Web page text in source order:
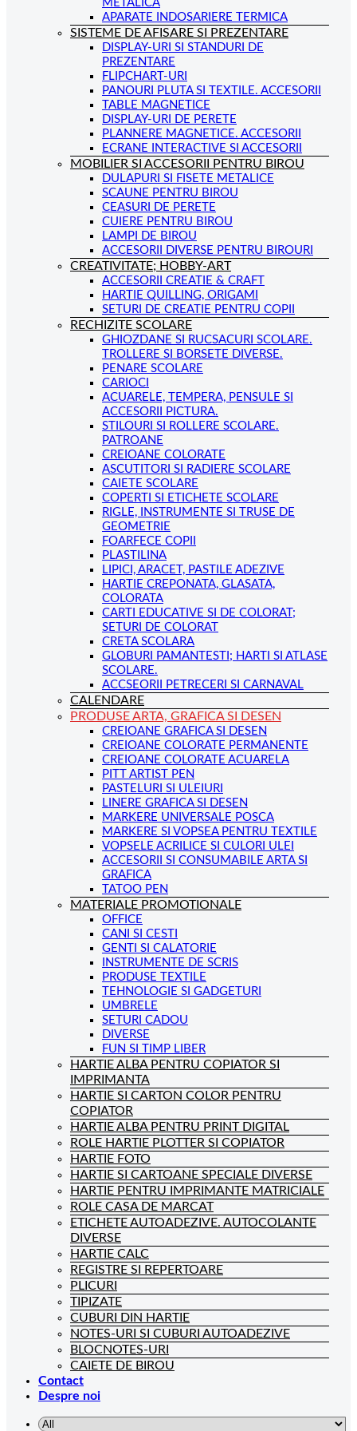
METALICA
APARATE INDOSARIERE TERMICA
SISTEME DE AFISARE SI PREZENTARE
DISPLAY-URI SI STANDURI DE
PREZENTARE
FLIPCHART-URI
PANOURI PLUTA SI TEXTILE. ACCESORII
TABLE MAGNETICE
DISPLAY-URI DE PERETE
PLANNERE MAGNETICE. ACCESORII
ECRANE INTERACTIVE SI ACCESORII
MOBILIER SI ACCESORII PENTRU BIROU
DULAPURI SI FISETE METALICE
SCAUNE PENTRU BIROU
CEASURI DE PERETE
CUIERE PENTRU BIROU
LAMPI DE BIROU
ACCESORII DIVERSE PENTRU BIROURI
CREATIVITATE; HOBBY-ART
ACCESORII CREATIE & CRAFT
HARTIE QUILLING, ORIGAMI
SETURI DE CREATIE PENTRU COPII
RECHIZITE SCOLARE
GHIOZDANE SI RUCSACURI SCOLARE.
TROLLERE SI BORSETE DIVERSE.
PENARE SCOLARE
CARIOCI
ACUARELE, TEMPERA, PENSULE SI
ACCESORII PICTURA.
STILOURI SI ROLLERE SCOLARE.
PATROANE
CREIOANE COLORATE
ASCUTITORI SI RADIERE SCOLARE
CAIETE SCOLARE
COPERTI SI ETICHETE SCOLARE
RIGLE, INSTRUMENTE SI TRUSE DE
GEOMETRIE
FOARFECE COPII
PLASTILINA
LIPICI, ARACET, PASTILE ADEZIVE
HARTIE CREPONATA, GLASATA,
COLORATA
CARTI EDUCATIVE SI DE COLORAT;
SETURI DE COLORAT
CRETA SCOLARA
GLOBURI PAMANTESTI; HARTI SI ATLASE
SCOLARE.
ACCSEORII PETRECERI SI CARNAVAL
CALENDARE
PRODUSE ARTA, GRAFICA SI DESEN
CREIOANE GRAFICA SI DESEN
CREIOANE COLORATE PERMANENTE
CREIOANE COLORATE ACUARELA
PITT ARTIST PEN
PASTELURI SI ULEIURI
LINERE GRAFICA SI DESEN
MARKERE UNIVERSALE POSCA
MARKERE SI VOPSEA PENTRU TEXTILE
VOPSELE ACRILICE SI CULORI ULEI
ACCESORII SI CONSUMABILE ARTA SI
GRAFICA
TATOO PEN
MATERIALE PROMOTIONALE
OFFICE
CANI SI CESTI
GENTI SI CALATORIE
INSTRUMENTE DE SCRIS
PRODUSE TEXTILE
TEHNOLOGIE SI GADGETURI
UMBRELE
SETURI CADOU
DIVERSE
FUN SI TIMP LIBER
HARTIE ALBA PENTRU COPIATOR SI
IMPRIMANTA
HARTIE SI CARTON COLOR PENTRU
COPIATOR
HARTIE ALBA PENTRU PRINT DIGITAL
ROLE HARTIE PLOTTER SI COPIATOR
HARTIE FOTO
HARTIE SI CARTOANE SPECIALE DIVERSE
HARTIE PENTRU IMPRIMANTE MATRICIALE
ROLE CASA DE MARCAT
ETICHETE AUTOADEZIVE. AUTOCOLANTE
DIVERSE
HARTIE CALC
REGISTRE SI REPERTOARE
PLICURI
TIPIZATE
CUBURI DIN HARTIE
NOTES-URI SI CUBURI AUTOADEZIVE
BLOCNOTES-URI
CAIETE DE BIROU
Contact
Despre noi